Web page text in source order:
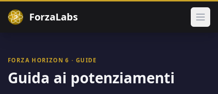
ForzaLabs Apri
FORZA HORIZON 6 · GUIDE
Guida ai potenziamenti